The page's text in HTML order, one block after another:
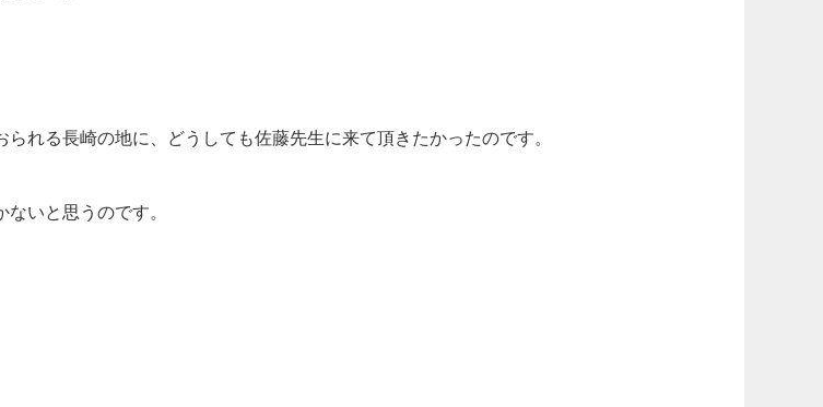
れる長崎の地に、どうしても佐藤先生に来て頂きたかったのです。
いと思うのです。